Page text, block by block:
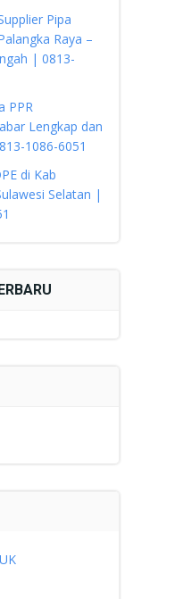
Pipa
Raya –
| 0813-
PPR
Lengkap dan
1086-6051
di Kab
Selatan |